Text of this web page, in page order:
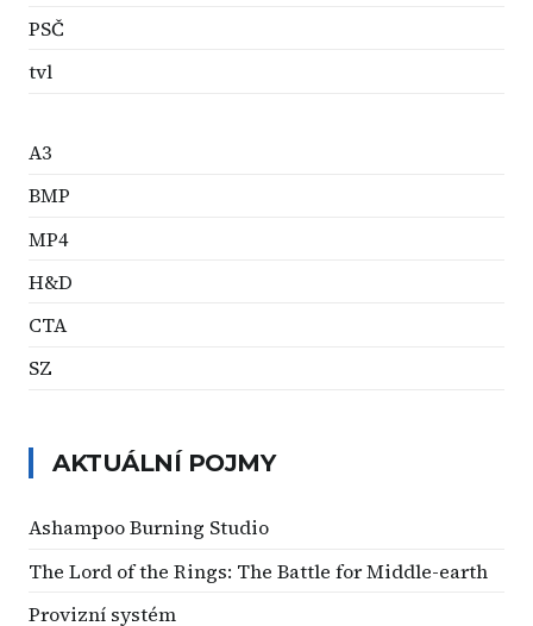
PSČ
tvl
A3
BMP
MP4
H&D
CTA
SZ
AKTUÁLNÍ POJMY
Ashampoo Burning Studio
The Lord of the Rings: The Battle for Middle-earth
Provizní systém